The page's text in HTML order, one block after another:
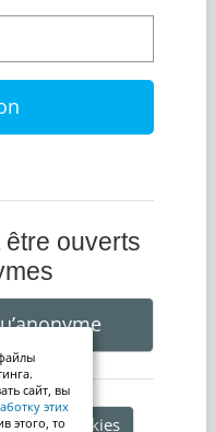
ouverts
aux cookies
сайт, вы
этих
этого, то